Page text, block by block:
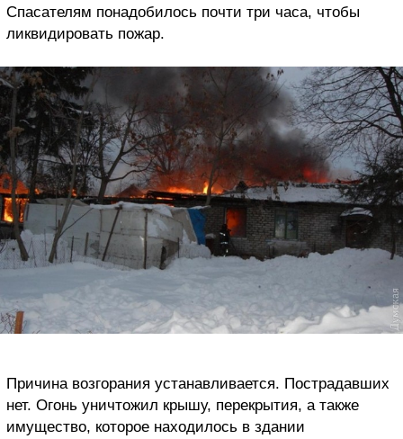
Спасателям понадобилось почти три часа, чтобы
ликвидировать пожар.
Причина возгорания устанавливается. Пострадавших
нет. Огонь уничтожил крышу, перекрытия, а также
имущество, которое находилось в здании